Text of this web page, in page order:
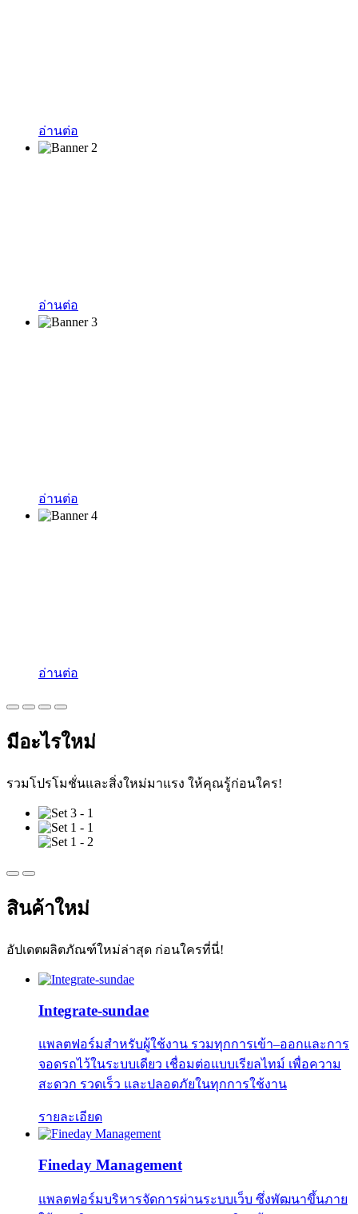
อ่านต่อ
อ่านต่อ
อ่านต่อ
อ่านต่อ
มีอะไรใหม่
รวมโปรโมชั่นและสิ่งใหม่มาแรง ให้คุณรู้ก่อนใคร!
สินค้าใหม่
อัปเดตผลิตภัณฑ์ใหม่ล่าสุด ก่อนใครที่นี่!
Integrate-sundae
แพลตฟอร์มสำหรับผู้ใช้งาน รวมทุกการเข้า–ออกและการ
จอดรถไว้ในระบบเดียว เชื่อมต่อแบบเรียลไทม์ เพื่อความ
สะดวก รวดเร็ว และปลอดภัยในทุกการใช้งาน
รายละเอียด
Fineday Management
แพลตฟอร์มบริหารจัดการผ่านระบบเว็บ ซึ่งพัฒนาขึ้นภาย